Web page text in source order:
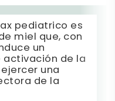
pediatrico es
miel que, con
un
de la
una
de la